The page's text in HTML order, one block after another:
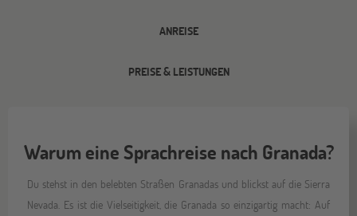
ANREISE
PREISE & LEISTUNGEN
Warum eine Sprachreise nach Granada?
Du stehst in den belebten Straßen Granadas und blickst auf die Sierra
Nevada. Es ist die Vielseitigkeit, die Granada so einzigartig macht: Auf